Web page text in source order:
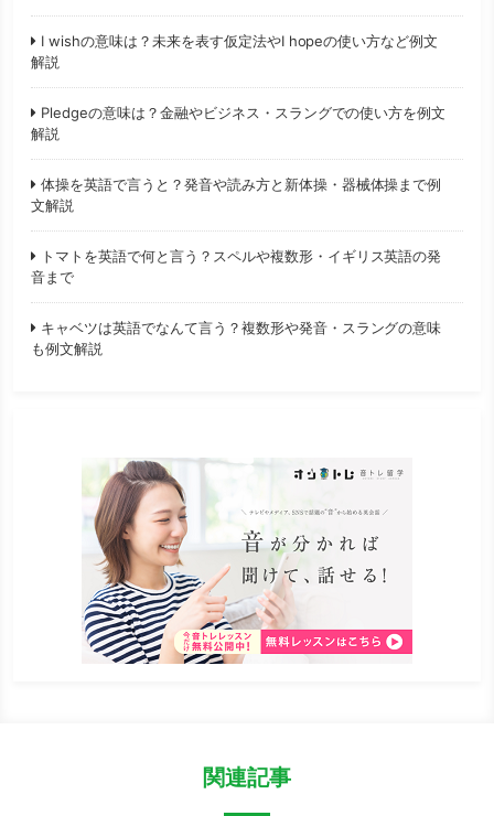
I wishの意味は？未来を表す仮定法やI hopeの使い方など例文
解説
Pledgeの意味は？金融やビジネス・スラングでの使い方を例文
解説
体操を英語で言うと？発音や読み方と新体操・器械体操まで例
文解説
トマトを英語で何と言う？スペルや複数形・イギリス英語の発
音まで
キャベツは英語でなんて言う？複数形や発音・スラングの意味
も例文解説
関連記事